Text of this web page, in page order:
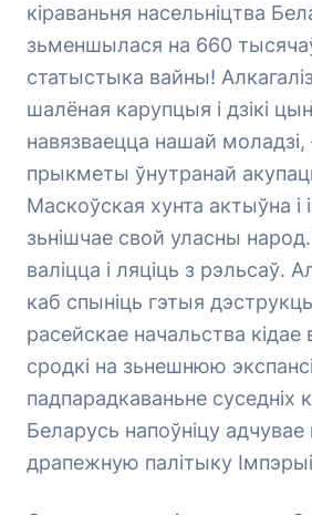
кіраваньня насельніцтва
зьменшылася на 660
статыстыка вайны!
шалёная карупцыя і дзікі
навязваецца нашай моладзі,
прыкметы ўнутранай
Маскоўская хунта актыўна і
зьнішчае свой уласны народ.
валіцца і ляціць з рэльсаў.
каб спыніць гэтыя
расейскае начальства кідае
сродкі на зьнешнюю
падпарадкаваньне суседніх
Беларусь напоўніцу
драпежную палітыку